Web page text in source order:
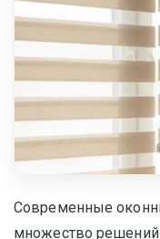
Современные
множество